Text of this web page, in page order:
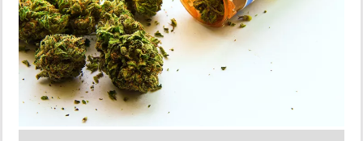
INSÓLITAS
MULTIMEDIA